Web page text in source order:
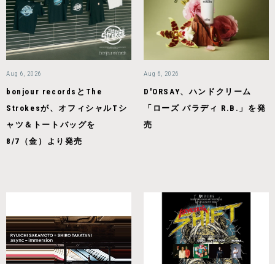
Aug 6, 2026
bonjour recordsとThe
Strokesが、オフィシャルTシ
ャツ＆トートバッグを
8/7（金）より発売
Aug 6, 2026
D'ORSAY、ハンドクリーム
「ローズ パラディ R.B.」を発
売